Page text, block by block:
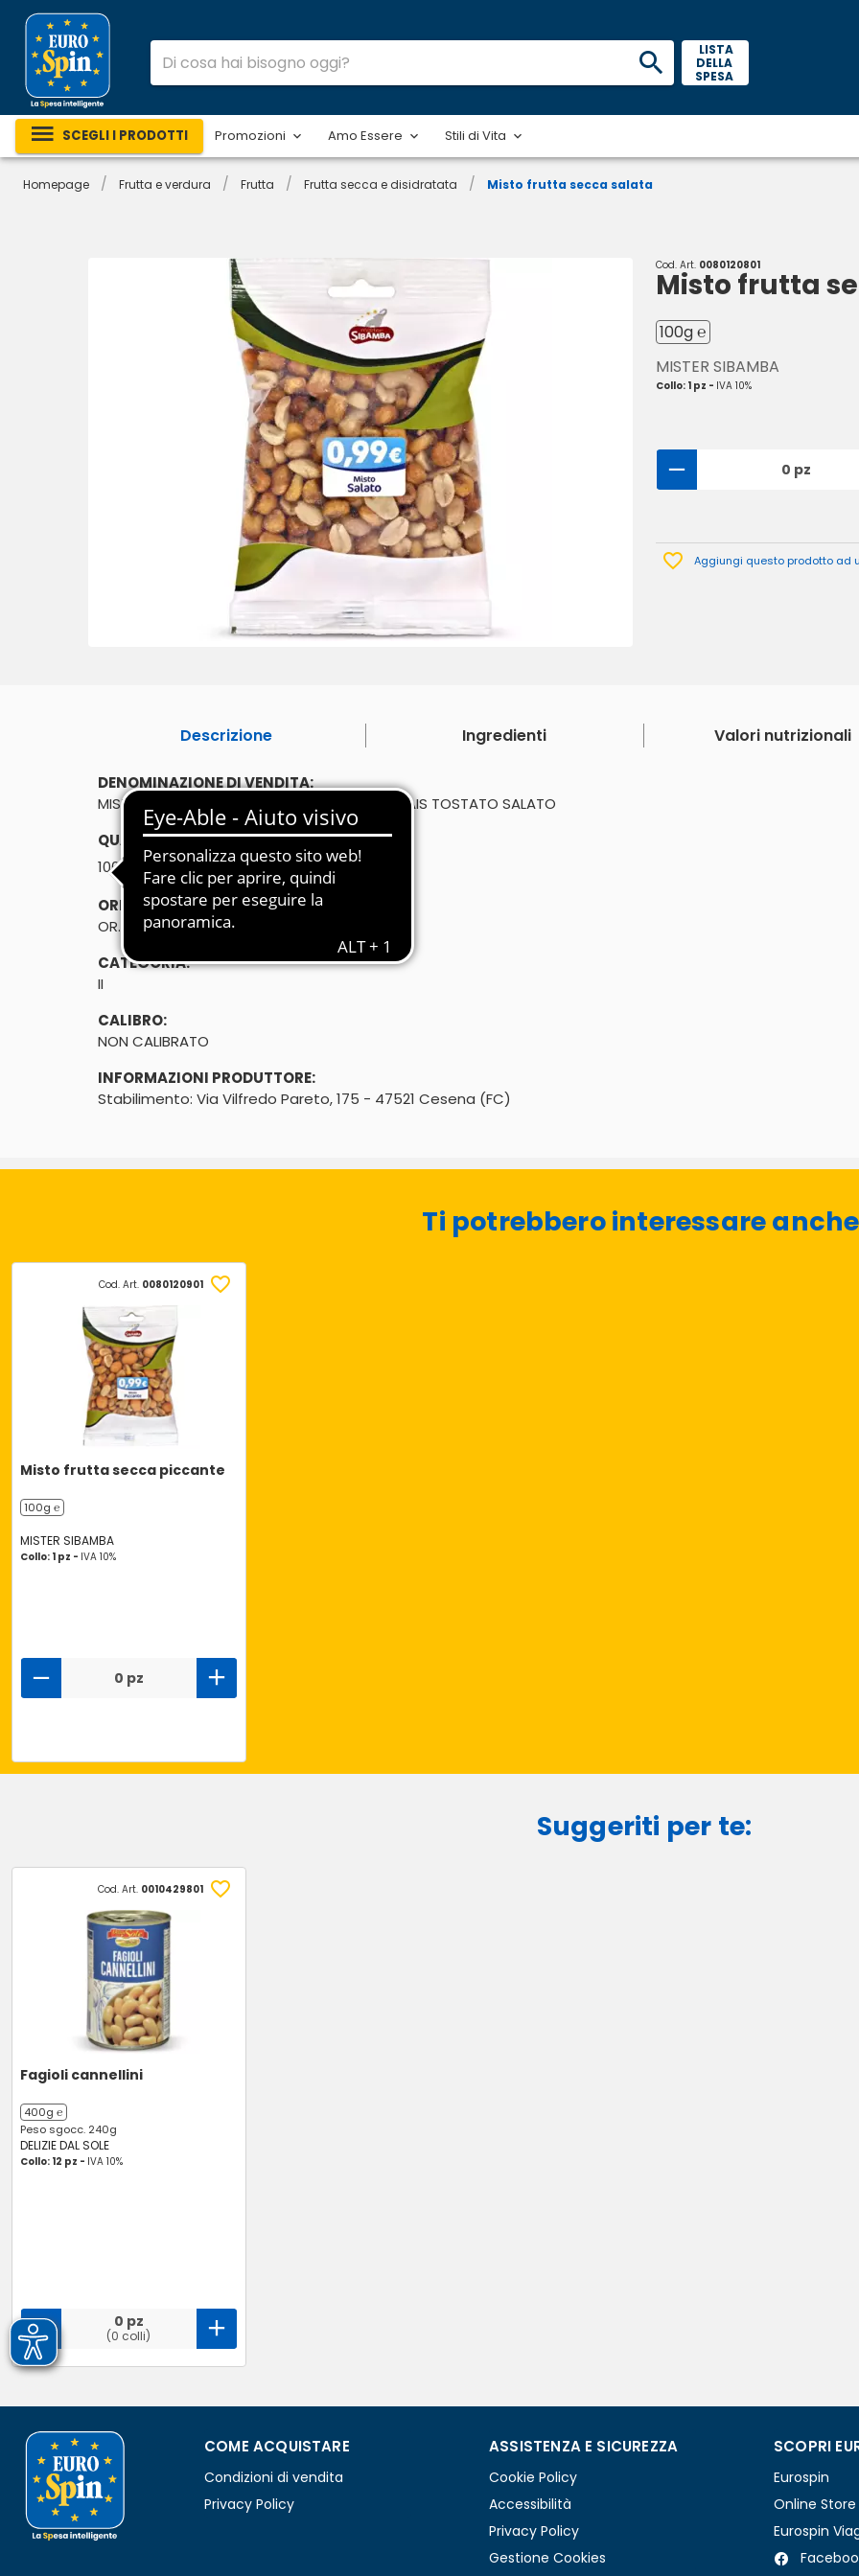
LISTA
DELLA
SPESA
SCEGLI I PRODOTTI Promozioni Amo Essere Stili di Vita
Homepage / Frutta e verdura / Frutta / Frutta secca e disidratata / Misto frutta secca salata
Cod. Art. 0080120801
Misto frutta
100g ℮
MISTER SIBAMBA
Collo: 1 pz - IVA 10%
0 pz
Aggiungi questo prodotto ad
Descrizione Ingredienti Valori nutrizionali
DENOMINAZIONE DI VENDITA:
MISTO SALATO - MISTO DI FRUTTA SECCA E MAIS TOSTATO SALATO
QUANTITÀ:
100g
℮
ORIGINE:
OR. EU E NON EU
CATEGORIA:
II
CALIBRO:
NON CALIBRATO
INFORMAZIONI PRODUTTORE:
Stabilimento: Via Vilfredo Pareto, 175 - 47521 Cesena (FC)
Ti potrebbero interessare
Cod. Art. 0080120901
Misto frutta secca piccante
100g ℮
MISTER SIBAMBA
Collo: 1 pz - IVA 10%
0 pz
Suggeriti per te:
Cod. Art. 0010429801
Fagioli cannellini
400g ℮
Peso sgocc. 240g
DELIZIE DAL SOLE
Collo: 12 pz - IVA 10%
0 pz
(0 colli)
COME ACQUISTARE
Condizioni di vendita
Privacy Policy
ASSISTENZA E SICUREZZA
Cookie Policy
Accessibilità
Privacy Policy
Gestione Cookies
SCOPRI
Eurospin
Online Store
Eurospin